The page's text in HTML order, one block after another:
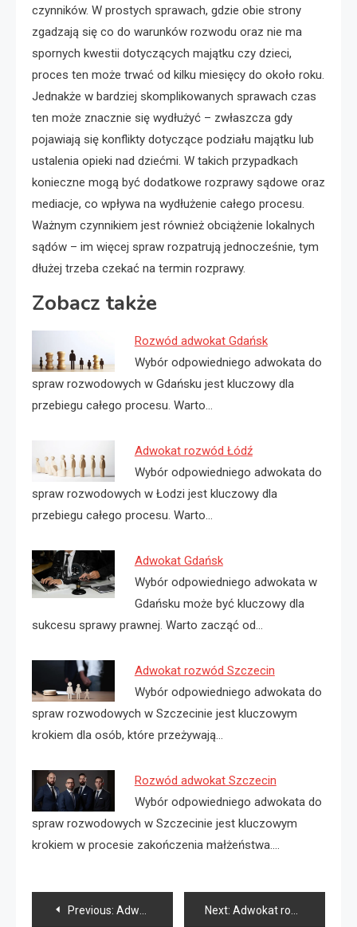
czynników. W prostych sprawach, gdzie obie strony
zgadzają się co do warunków rozwodu oraz nie ma
spornych kwestii dotyczących majątku czy dzieci,
proces ten może trwać od kilku miesięcy do około roku.
Jednakże w bardziej skomplikowanych sprawach czas
ten może znacznie się wydłużyć – zwłaszcza gdy
pojawiają się konflikty dotyczące podziału majątku lub
ustalenia opieki nad dziećmi. W takich przypadkach
konieczne mogą być dodatkowe rozprawy sądowe oraz
mediacje, co wpływa na wydłużenie całego procesu.
Ważnym czynnikiem jest również obciążenie lokalnych
sądów – im więcej spraw rozpatrują jednocześnie, tym
dłużej trzeba czekać na termin rozprawy.
Zobacz także
Rozwód adwokat Gdańsk
Wybór odpowiedniego adwokata do
spraw rozwodowych w Gdańsku jest kluczowy dla
przebiegu całego procesu. Warto…
Adwokat rozwód Łódź
Wybór odpowiedniego adwokata do
spraw rozwodowych w Łodzi jest kluczowy dla
przebiegu całego procesu. Warto…
Adwokat Gdańsk
Wybór odpowiedniego adwokata w
Gdańsku może być kluczowy dla
sukcesu sprawy prawnej. Warto zacząć od…
Adwokat rozwód Szczecin
Wybór odpowiedniego adwokata do
spraw rozwodowych w Szczecinie jest kluczowym
krokiem dla osób, które przeżywają…
Rozwód adwokat Szczecin
Wybór odpowiedniego adwokata do
spraw rozwodowych w Szczecinie jest kluczowym
krokiem w procesie zakończenia małżeństwa.…
Nawigacja
Previous: Adwokat prawo karne Szczecin Next: Adwokat rozwód Opole